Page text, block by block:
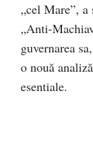
„cel Mare”,
„Anti-
guvernarea
o nouă
esentiale.